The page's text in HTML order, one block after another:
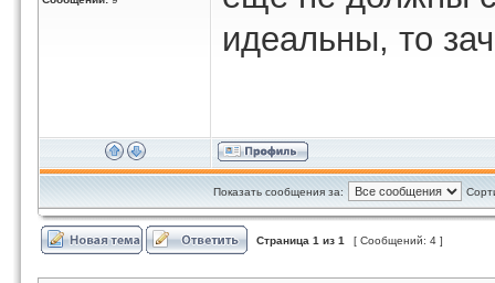
идеальны, то
Показать сообщения за:
Страница 1 из 1 [ Сообщений: 4 ]